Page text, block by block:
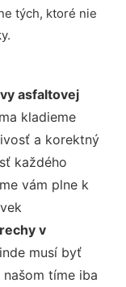
tých, ktoré nie
asfaltovej
kladieme
a korektný
každého
vám plne k
v
musí byť
tíme iba